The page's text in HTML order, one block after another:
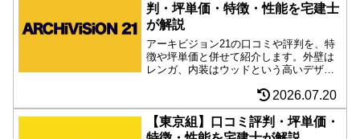
判・坪単価・特徴・性能を宅建士
が解説
アーキビジョン21の口コミや評判を、特
徴や坪単価と併せて紹介します。外壁は
レンガ、内装はウッドという高いデザイ
工法が可能にする耐震構造と家ごと引越
しできるムービングハウス、寒冷地なら
ではの断熱性能など、他と一線を画すハ
ウスメーカー。
2026.07.20
【東京組】口コミ評判・坪単価・